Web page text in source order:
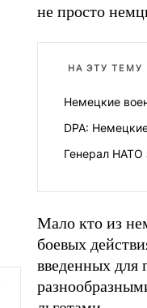
не просто
НА ЭТУ ТЕМУ
Немецкие
DPA:
Генерал НАТО
Мало кто из
боевых
введенных для